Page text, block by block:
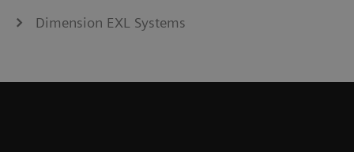
Dimension EXL Systems